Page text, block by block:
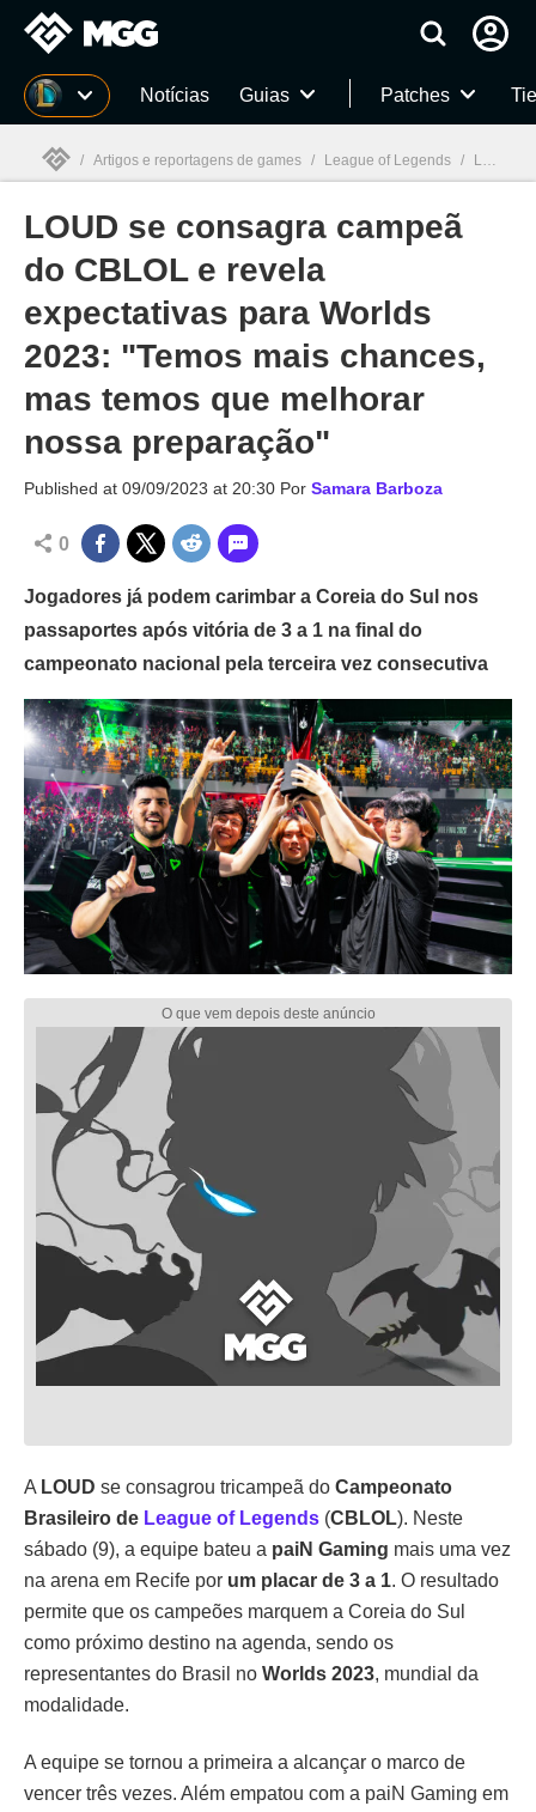
Millenium Notícias Guias Patches
Millenium
/ Artigos e reportagens de games / League of Legends / LOUD se consagra campeã do CBLOL e revela expectativas para Worlds 2023: "Temos mais chances, mas temos que melhorar nossa preparação"
LOUD se consagra campeã
do CBLOL e revela
expectativas para Worlds
2023: "Temos mais chances,
mas temos que melhorar
nossa preparação"
Published at 09/09/2023 at 20:30 Por Samara Barboza
0
Jogadores já podem carimbar a Coreia do Sul nos
passaportes após vitória de 3 a 1 na final do
campeonato nacional pela terceira vez consecutiva
A LOUD se consagrou tricampeã do Campeonato
Brasileiro de League of Legends (CBLOL). Neste
sábado (9), a equipe bateu a paiN Gaming mais uma vez
na arena em Recife por um placar de 3 a 1. O resultado
permite que os campeões marquem a Coreia do Sul
como próximo destino na agenda, sendo os
representantes do Brasil no Worlds 2023, mundial da
modalidade.
A equipe se tornou a primeira a alcançar o marco de
vencer três vezes. Além empatou com a paiN Gaming em